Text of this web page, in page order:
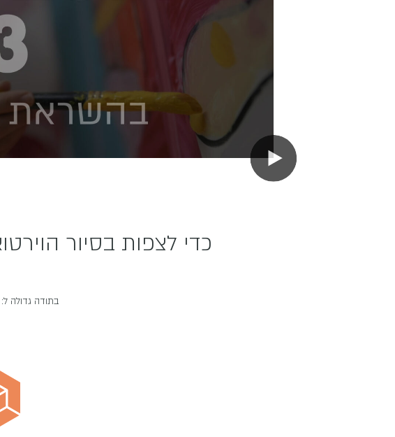
כדי לצפות בסיור
בתודה גדולה ל: takeatour3d.com